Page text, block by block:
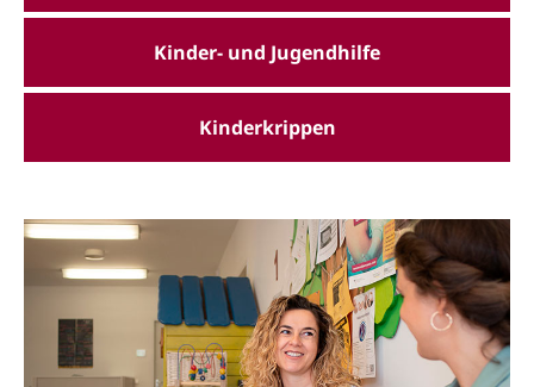
Kinder- und Jugendhilfe
Kinderkrippen